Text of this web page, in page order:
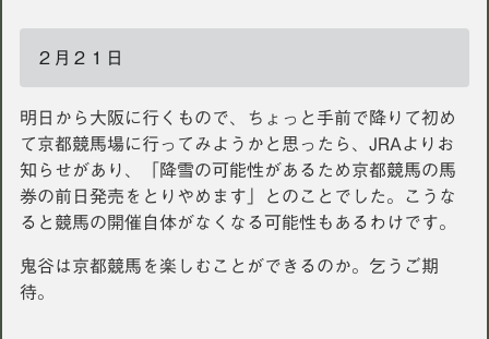
２月２１日
明日から大阪に行くもので、ちょっと手前で降りて初め
て京都競馬場に行ってみようかと思ったら、JRAよりお
知らせがあり、「降雪の可能性があるため京都競馬の馬
券の前日発売をとりやめます」とのことでした。こうな
ると競馬の開催自体がなくなる可能性もあるわけです。
鬼谷は京都競馬を楽しむことができるのか。乞うご期
待。